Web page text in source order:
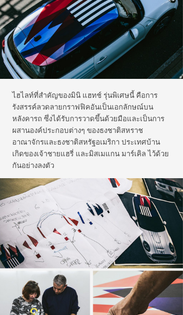
ไฮไลท์ที่สำคัญของมินิ แฮทช์ รุ่นพิเศษนี้ คือการ
รังสรรค์ลวดลายกราฟฟิคอันเป็นเอกลักษณ์บน
หลังคารถ ซึ่งได้รับการวาดขึ้นด้วยมือและเป็นการ
ผสานองค์ประกอบต่างๆ ของธงชาติสหราช
อาณาจักรและธงชาติสหรัฐอเมริกา ประเทศบ้าน
เกิดของเจ้าชายแฮรี่ และมิสเมแกน มาร์เคิล ไว้ด้วย
กันอย่างลงตัว